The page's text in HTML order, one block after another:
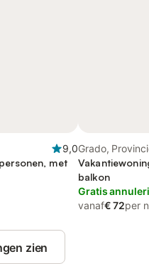
9,0
met
Grado,
balkon
Gratis
vanaf€ 72per
zien